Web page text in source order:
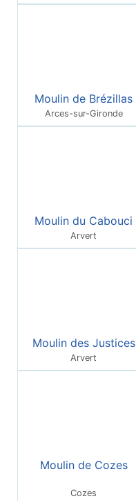
Moulin de Brézillas
Arces-sur-Gironde
Moulin du Cabouci
Arvert
Moulin des Justices
Arvert
Moulin de Cozes
Cozes